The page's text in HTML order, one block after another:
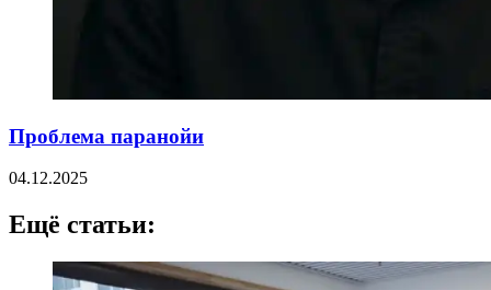
Проблема паранойи
04.12.2025
Ещё статьи: